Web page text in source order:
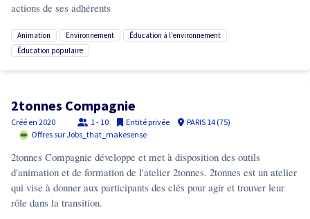
actions de ses adhérents
animation environnement
éducation à l'environnement
éducation populaire
2tonnes Compagnie
Créé en 2020 1 - 10 Entité privée
PARIS 14 (75)
Offres sur Jobs_that_makesense
2tonnes Compagnie développe et met à disposition des outils
d'animation et de formation de l'atelier 2tonnes. 2tonnes est un atelier
qui vise à donner aux participants des clés pour agir et trouver leur
rôle dans la transition.